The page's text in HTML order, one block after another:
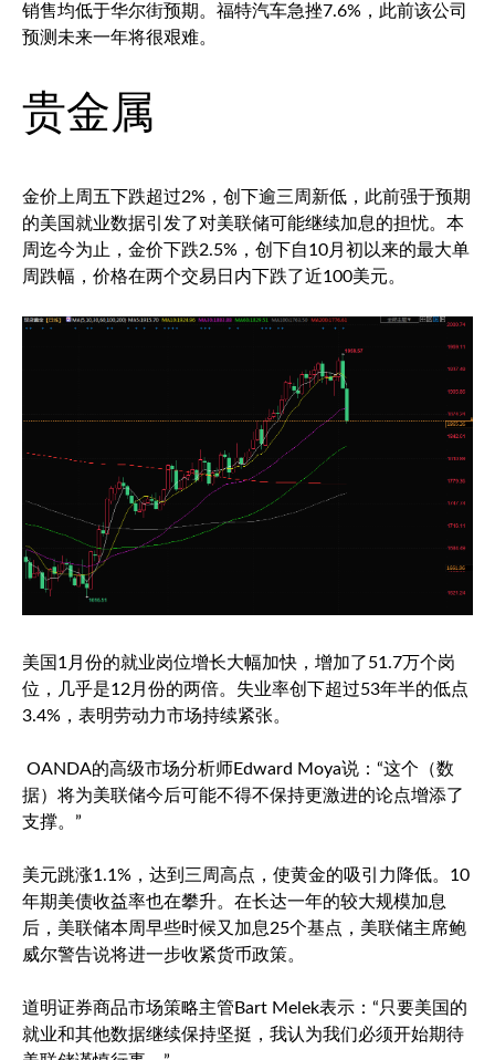
销售均低于华尔街预期。福特汽车急挫7.6%，此前该公司
预测未来一年将很艰难。
贵金属
金价上周五下跌超过2%，创下逾三周新低，此前强于预期
的美国就业数据引发了对美联储可能继续加息的担忧。本
周迄今为止，金价下跌2.5%，创下自10月初以来的最大单
周跌幅，价格在两个交易日内下跌了近100美元。
美国1月份的就业岗位增长大幅加快，增加了51.7万个岗
位，几乎是12月份的两倍。失业率创下超过53年半的低点
3.4%，表明劳动力市场持续紧张。
OANDA的高级市场分析师Edward Moya说：“这个（数
据）将为美联储今后可能不得不保持更激进的论点增添了
支撑。”
美元跳涨1.1%，达到三周高点，使黄金的吸引力降低。10
年期美债收益率也在攀升。在长达一年的较大规模加息
后，美联储本周早些时候又加息25个基点，美联储主席鲍
威尔警告说将进一步收紧货币政策。
道明证券商品市场策略主管Bart Melek表示：“只要美国的
就业和其他数据继续保持坚挺，我认为我们必须开始期待